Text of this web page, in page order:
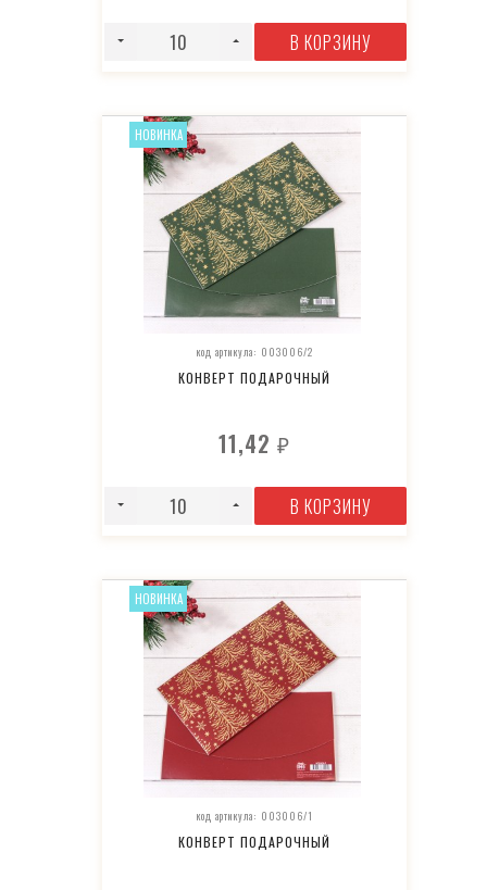
В КОРЗИНУ
код артикула: 003006/2
КОНВЕРТ ПОДАРОЧНЫЙ
11,42₽
В КОРЗИНУ
НОВИНКА
код артикула: 003006/1
КОНВЕРТ ПОДАРОЧНЫЙ
НОВИНКА